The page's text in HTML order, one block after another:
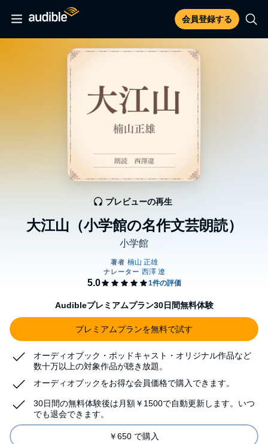
会員登録する
大江山（小学館の名作文芸朗読）
小学館
プレビューの再生
Audibleプレミアムプラン30日間無料体験
プレミアムプランを無料で試す
オーディオブック・ポッドキャスト・オリジナル作品など
数十万以上の対象作品が聴き放題。
オーディオブックをお得な会員価格で購入できます。
30日間の無料体験後は月額￥1500で自動更新します。いつ
でも退会できます。
￥650 で購入